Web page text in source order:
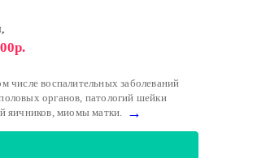
числе воспалительных заболеваний
органов, патологий шейки
яичников, миомы матки. →